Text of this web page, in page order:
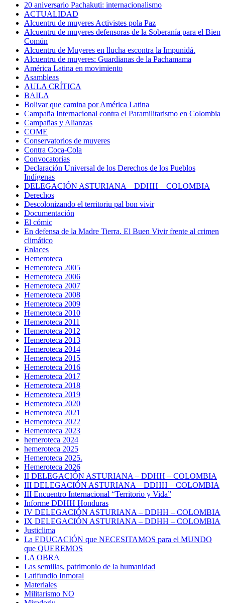
20 aniversario Pachakuti: internacionalismo
ACTUALIDAD
Alcuentru de muyeres Activistes pola Paz
Alcuentru de muyeres defensoras de la Soberanía para el Bien
Común
Alcuentru de Muyeres en llucha escontra la Impunidá.
Alcuentru de muyeres: Guardianas de la Pachamama
América Latina en movimiento
Asambleas
AULA CRÍTICA
BAILA
Bolivar que camina por América Latina
Campaña Internacional contra el Paramilitarismo en Colombia
Campañas y Alianzas
COME
Conservatorios de muyeres
Contra Coca-Cola
Convocatorias
Declaración Universal de los Derechos de los Pueblos
Indígenas
DELEGACIÓN ASTURIANA – DDHH – COLOMBIA
Derechos
Descolonizando el territoriu pal bon vivir
Documentación
El cómic
En defensa de la Madre Tierra. El Buen Vivir frente al crimen
climático
Enlaces
Hemeroteca
Hemeroteca 2005
Hemeroteca 2006
Hemeroteca 2007
Hemeroteca 2008
Hemeroteca 2009
Hemeroteca 2010
Hemeroteca 2011
Hemeroteca 2012
Hemeroteca 2013
Hemeroteca 2014
Hemeroteca 2015
Hemeroteca 2016
Hemeroteca 2017
Hemeroteca 2018
Hemeroteca 2019
Hemeroteca 2020
Hemeroteca 2021
Hemeroteca 2022
Hemeroteca 2023
hemeroteca 2024
hemeroteca 2025
Hemeroteca 2025.
Hemeroteca 2026
II DELEGACIÓN ASTURIANA – DDHH – COLOMBIA
III DELEGACIÓN ASTURIANA – DDHH – COLOMBIA
III Encuentro Internacional “Territorio y Vida”
Informe DDHH Honduras
IV DELEGACIÓN ASTURIANA – DDHH – COLOMBIA
IX DELEGACIÓN ASTURIANA – DDHH – COLOMBIA
Justiclima
La EDUCACIÓN que NECESITAMOS para el MUNDO
que QUEREMOS
LA OBRA
Las semillas, patrimonio de la humanidad
Latifundio Inmoral
Materiales
Militarismo NO